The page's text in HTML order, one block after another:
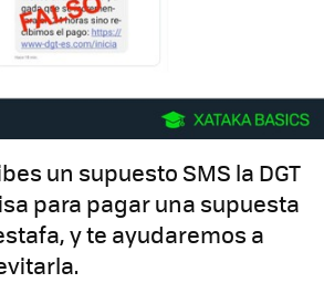
un supuesto SMS la DGT
para pagar una supuesta
y te ayudaremos a